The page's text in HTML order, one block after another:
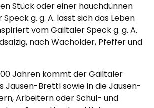
Stück oder einer hauchdünnen
g. g. A. lässt sich das Leben
vom Gailtaler Speck g. g. A.
nach Wacholder, Pfeffer und
Jahren kommt der Gailtaler
Jausen-Brettl sowie in die Jausen-
Arbeitern oder Schul- und